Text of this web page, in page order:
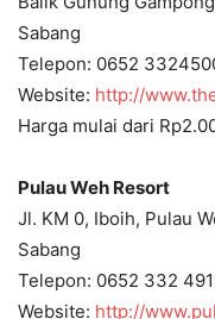
Sabang
Telepon: 0652
Website: http://
Harga mulai dari
Pulau Weh Resort
Jl. KM 0, Iboih, Pulau
Sabang
Telepon: 0652 332
Website: http://